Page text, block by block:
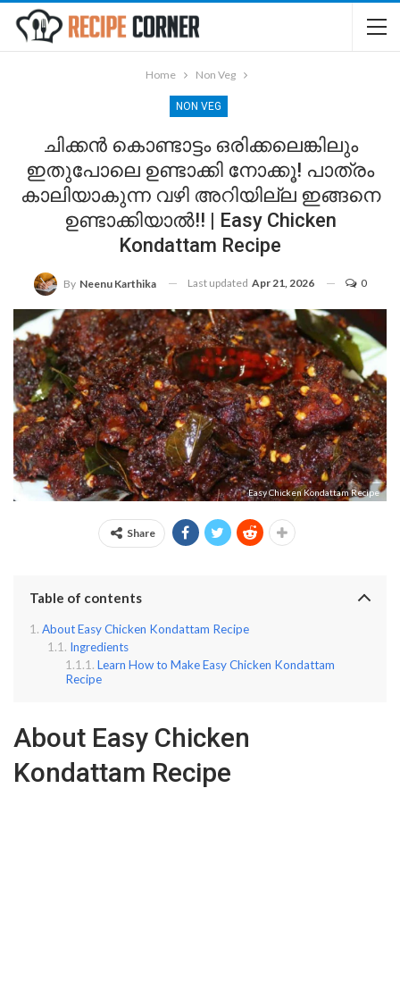
Home Non Veg
NON VEG
ചിക്കൻ കൊണ്ടാട്ടം ഒരിക്കലെങ്കിലും
ഇതുപോലെ ഉണ്ടാക്കി നോക്കൂ! പാത്രം
കാലിയാകുന്ന വഴി അറിയില്ല ഇങ്ങനെ
ഉണ്ടാക്കിയാൽ!! | Easy Chicken
Kondattam Recipe
By Neenu Karthika Last updated Apr 21, 2026 0
Easy Chicken Kondattam Recipe
Share
Table of contents
About Easy Chicken Kondattam Recipe
Ingredients
Learn How to Make Easy Chicken Kondattam
Recipe
About Easy Chicken
Kondattam Recipe